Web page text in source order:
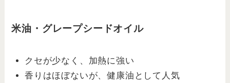
米油・グレープシードオイル
クセが少なく、加熱に強い
香りはほぼないが、健康油として人気